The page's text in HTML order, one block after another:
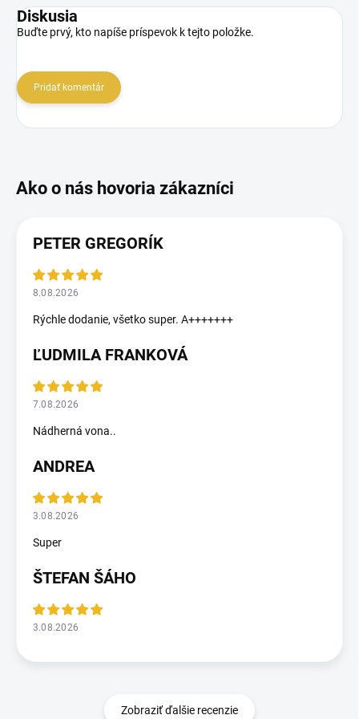
Diskusia
Buďte prvý, kto napíše príspevok k tejto položke.
Pridať komentár
PETER GREGORÍK
8.08.2026
Rýchle dodanie, všetko super. A+++++++
ĽUDMILA FRANKOVÁ
7.08.2026
Nádherná vona..
ANDREA
3.08.2026
Super
ŠTEFAN ŠÁHO
3.08.2026
Zobraziť ďalšie recenzie